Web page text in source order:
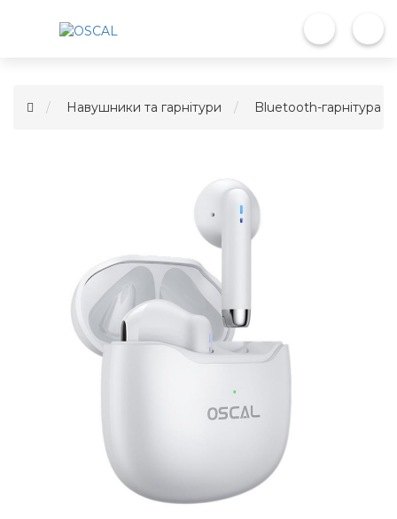
Навушники та гарнітури Bluetooth-гарнітура